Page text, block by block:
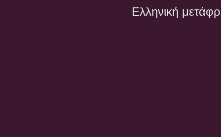
Ελληνική